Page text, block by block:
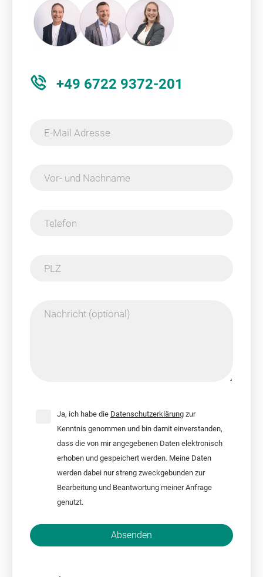
+49 6722 9372-201
E-Mail Adresse
Vor- und Nachname
Telefon
PLZ
Nachricht (optional)
Ja, ich habe die Datenschutzerklärung zur
Kenntnis genommen und bin damit einverstanden,
dass die von mir angegebenen Daten elektronisch
erhoben und gespeichert werden. Meine Daten
werden dabei nur streng zweckgebunden zur
Bearbeitung und Beantwortung meiner Anfrage
genutzt.
Bitte nicht ausfüllen.Absenden